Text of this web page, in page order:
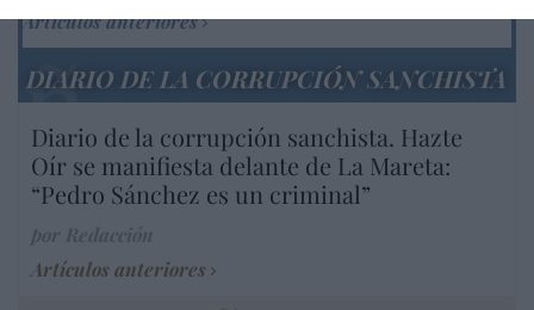
Artículos anteriores
DIARIO DE LA CORRUPCIÓN SANCHISTA
Diario de la corrupción sanchista. Hazte
Oír se manifiesta delante de La Mareta:
“Pedro Sánchez es un criminal”
Artículos anteriores